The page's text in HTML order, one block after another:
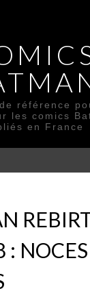
référence
les comics
en France
: NOCES